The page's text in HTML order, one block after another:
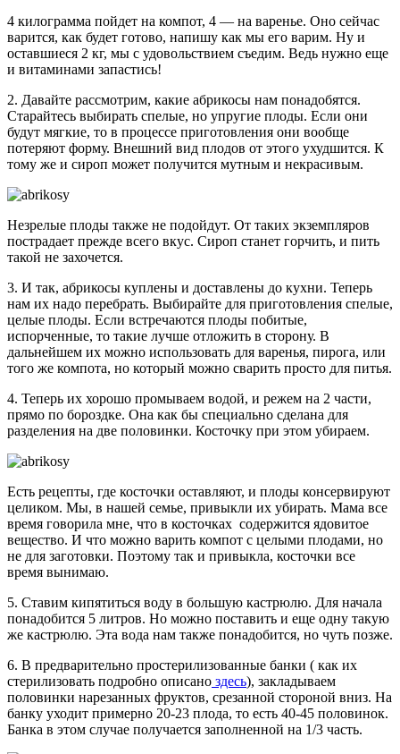
4 килограмма пойдет на компот, 4 — на варенье. Оно сейчас
варится, как будет готово, напишу как мы его варим. Ну и
оставшиеся 2 кг, мы с удовольствием съедим. Ведь нужно еще
и витаминами запастись!
2. Давайте рассмотрим, какие абрикосы нам понадобятся.
Старайтесь выбирать спелые, но упругие плоды. Если они
будут мягкие, то в процессе приготовления они вообще
потеряют форму. Внешний вид плодов от этого ухудшится. К
тому же и сироп может получится мутным и некрасивым.
Незрелые плоды также не подойдут. От таких экземпляров
пострадает прежде всего вкус. Сироп станет горчить, и пить
такой не захочется.
3. И так, абрикосы куплены и доставлены до кухни. Теперь
нам их надо перебрать. Выбирайте для приготовления спелые,
целые плоды. Если встречаются плоды побитые,
испорченные, то такие лучше отложить в сторону. В
дальнейшем их можно использовать для варенья, пирога, или
того же компота, но который можно сварить просто для питья.
4. Теперь их хорошо промываем водой, и режем на 2 части,
прямо по бороздке. Она как бы специально сделана для
разделения на две половинки. Косточку при этом убираем.
Есть рецепты, где косточки оставляют, и плоды консервируют
целиком. Мы, в нашей семье, привыкли их убирать. Мама все
время говорила мне, что в косточках содержится ядовитое
вещество. И что можно варить компот с целыми плодами, но
не для заготовки. Поэтому так и привыкла, косточки все
время вынимаю.
5. Ставим кипятиться воду в большую кастрюлю. Для начала
понадобится 5 литров. Но можно поставить и еще одну такую
же кастрюлю. Эта вода нам также понадобится, но чуть позже.
6. В предварительно простерилизованные банки ( как их
стерилизовать подробно описано здесь), закладываем
половинки нарезанных фруктов, срезанной стороной вниз. На
банку уходит примерно 20-23 плода, то есть 40-45 половинок.
Банка в этом случае получается заполненной на 1/3 часть.